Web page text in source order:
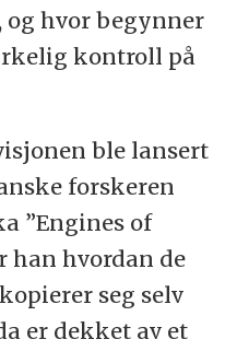
og hvor begynner
kontroll på
ble lansert
forskeren
”Engines of
han hvordan de
seg selv
er dekket av et